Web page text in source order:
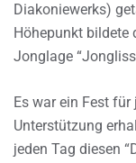
Diakoniewerks)
Höhepunkt bildete
Jonglage
Es war ein Fest
Unterstützung
jeden Tag diesen